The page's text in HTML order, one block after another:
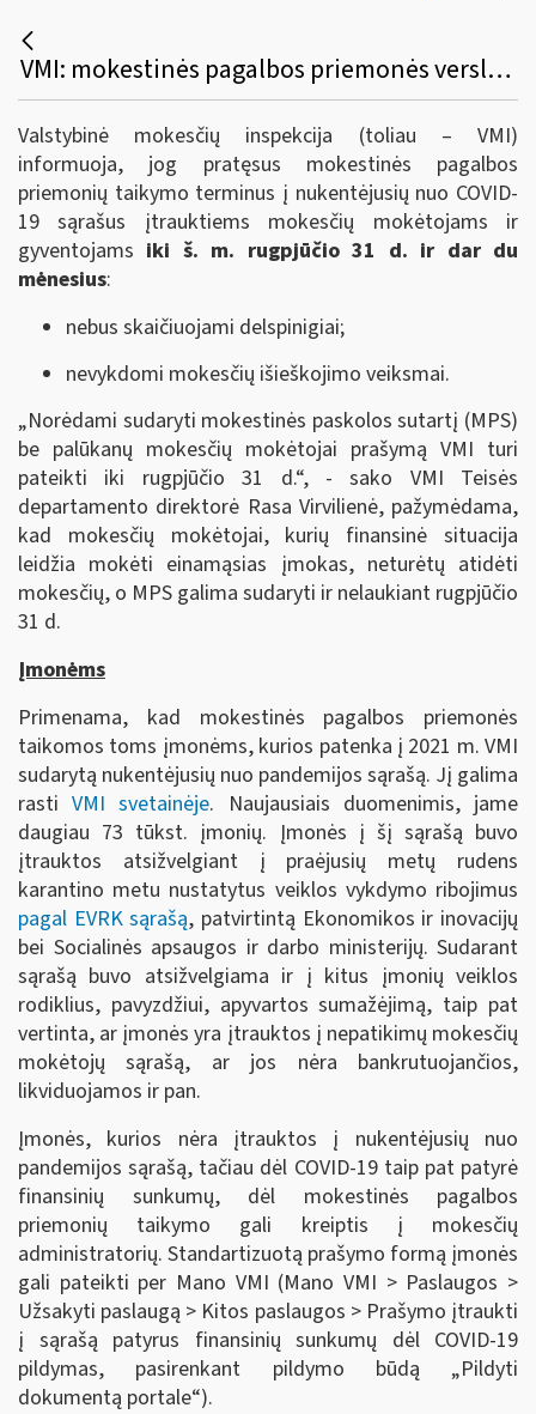
VMI: mokestinės pagalbos priemonės verslui ir gyventojams pratęsiamos iki š. m. rugpjūčio 31 d. + 2 mėn.
Valstybinė mokesčių inspekcija (toliau – VMI)
informuoja, jog pratęsus mokestinės pagalbos
priemonių taikymo terminus į nukentėjusių nuo COVID-
19 sąrašus įtrauktiems mokesčių mokėtojams ir
gyventojams iki š. m. rugpjūčio 31 d. ir dar du
mėnesius:
nebus skaičiuojami delspinigiai;
nevykdomi mokesčių išieškojimo veiksmai.
„Norėdami sudaryti mokestinės paskolos sutartį (MPS)
be palūkanų mokesčių mokėtojai prašymą VMI turi
pateikti iki rugpjūčio 31 d.“, - sako VMI Teisės
departamento direktorė Rasa Virvilienė, pažymėdama,
kad mokesčių mokėtojai, kurių finansinė situacija
leidžia mokėti einamąsias įmokas, neturėtų atidėti
mokesčių, o MPS galima sudaryti ir nelaukiant rugpjūčio
31 d.
Įmonėms
Primenama, kad mokestinės pagalbos priemonės
taikomos toms įmonėms, kurios patenka į 2021 m. VMI
sudarytą nukentėjusių nuo pandemijos sąrašą. Jį galima
rastiVMI svetainėje. Naujausiais duomenimis, jame
daugiau 73 tūkst. įmonių. Įmonės į šį sąrašą buvo
įtrauktos atsižvelgiant į praėjusių metų rudens
karantino metu nustatytus veiklos vykdymo ribojimus
pagal EVRK sąrašą, patvirtintą Ekonomikos ir inovacijų
bei Socialinės apsaugos ir darbo ministerijų. Sudarant
sąrašą buvo atsižvelgiama ir į kitus įmonių veiklos
rodiklius, pavyzdžiui, apyvartos sumažėjimą, taip pat
vertinta, ar įmonės yra įtrauktos į nepatikimų mokesčių
mokėtojų sąrašą, ar jos nėra bankrutuojančios,
likviduojamos ir pan.
Įmonės, kurios nėra įtrauktos į nukentėjusių nuo
pandemijos sąrašą, tačiau dėl COVID-19 taip pat patyrė
finansinių sunkumų, dėl mokestinės pagalbos
priemonių taikymo gali kreiptis į mokesčių
administratorių. Standartizuotą prašymo formą įmonės
gali pateikti per Mano VMI (Mano VMI > Paslaugos >
Užsakyti paslaugą > Kitos paslaugos > Prašymo įtraukti
į sąrašą patyrus finansinių sunkumų dėl COVID-19
pildymas, pasirenkant pildymo būdą „Pildyti
dokumentą portale“).